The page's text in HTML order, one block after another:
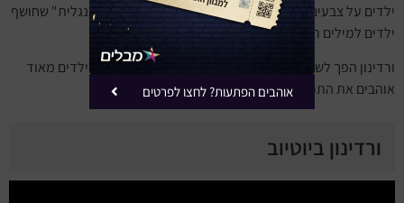
ילדים על צבעים ומספרים בדרך יצירתית והשני "לומדים אנגלית" שחושף
ילדים למילים ראשונות בשפה.
ורדינון הפך לשם דבר בעולם הילדים החינוכי בקרב הורים וילדים מאוד
אוהבים את התכנים הייחודיים שלו.
ורדינון ביוטיוב
אוהבים הפתעות? לחצו לפרטים